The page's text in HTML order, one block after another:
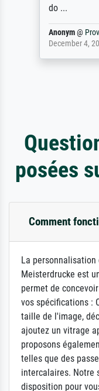
do ...
Anonym@
December 4,
posées
Comment
La
Meisterdrucke est
permet de
vos spécifications :
taille de l'image,
ajoutez un vitrage
proposons
telles que des
intercalaires. Notre
disposition pour